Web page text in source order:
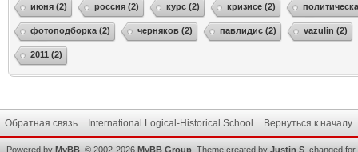
июня (2) россия (2) курс (2) кризисе (2)
фотоподборка (2) черняков (2) павлидис (2) vazulin (2)
2011 (2)
Обратная связь International Logical-Historical School Вернуться к началу
Powered by MyBB , © 2002-2026 MyBB Group Theme created by Justin S , changed